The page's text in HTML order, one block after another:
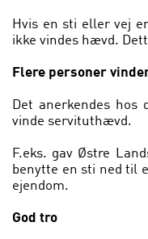
Hvis en sti eller vej
ikke vindes hævd.
Flere personer
Det anerkendes hos
vinde servituthævd.
F.eks. gav Østre
benytte en sti ned til
ejendom.
God tro